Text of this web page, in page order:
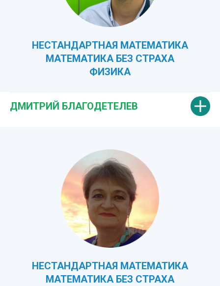
НЕСТАНДАРТНАЯ МАТЕМАТИКА
МАТЕМАТИКА БЕЗ СТРАХА
ФИЗИКА
ДМИТРИЙ БЛАГОДЕТЕЛЕВ
НЕСТАНДАРТНАЯ МАТЕМАТИКА
МАТЕМАТИКА БЕЗ СТРАХА